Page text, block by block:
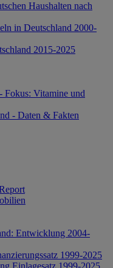
Haushalten nach
in Deutschland 2000-
2015-2025
Fokus: Vitamine und
- Daten & Fakten
Entwicklung 2004-
1999-2025
Einlagesatz 1999-2025